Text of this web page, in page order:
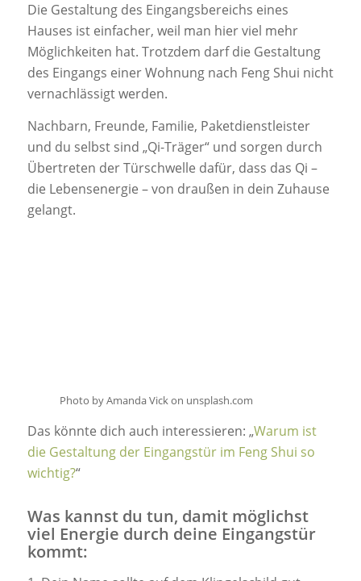
Die Gestaltung des Eingangsbereichs eines
Hauses ist einfacher, weil man hier viel mehr
Möglichkeiten hat. Trotzdem darf die Gestaltung
des Eingangs einer Wohnung nach Feng Shui nicht
vernachlässigt werden.
Nachbarn, Freunde, Familie, Paketdienstleister
und du selbst sind „Qi-Träger“ und sorgen durch
Übertreten der Türschwelle dafür, dass das Qi –
die Lebensenergie – von draußen in dein Zuhause
gelangt.
Photo by Amanda Vick on unsplash.com
Das könnte dich auch interessieren: „Warum ist
die Gestaltung der Eingangstür im Feng Shui so
wichtig?“
Was kannst du tun, damit möglichst
viel Energie durch deine Eingangstür
kommt: